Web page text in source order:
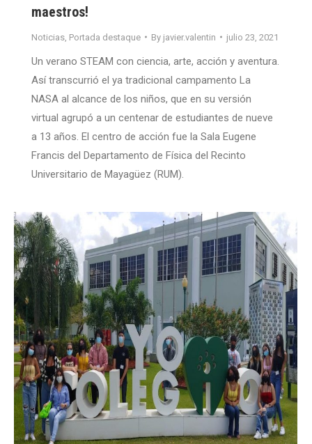
maestros!
Noticias Portada destaque By javier.valentin julio 23, 2021
Un verano STEAM con ciencia, arte, acción y aventura.
Así transcurrió el ya tradicional campamento La
NASA al alcance de los niños, que en su versión
virtual agrupó a un centenar de estudiantes de nueve
a 13 años. El centro de acción fue la Sala Eugene
Francis del Departamento de Física del Recinto
Universitario de Mayagüez (RUM).